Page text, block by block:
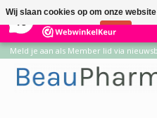
14 Reviews
Meld je aan als Member lid via
Wij slaan cookies op om onze
Nee